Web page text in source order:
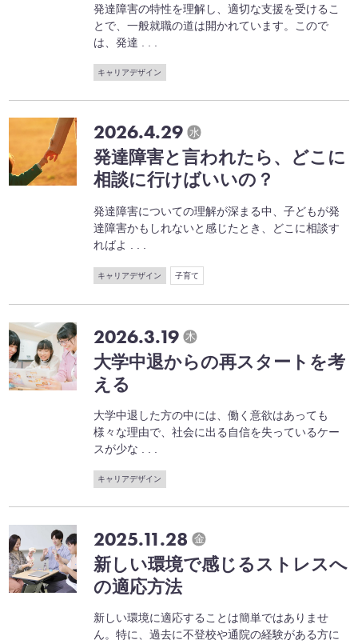
発達障害の特性を理解し、適切な支援を受けるこ
とで、一般就職の道は開かれています。こので
は、発達 . . .
キャリアデザイン
2026.4.29 水
発達障害と言われたら、どこに
相談に行けばいいの？
発達障害についての理解が深まる中、子どもが発
達障害かもしれないと感じたとき、どこに相談す
ればよ . . .
キャリアデザイン 子育て
2026.3.19 木
大学中退からの再スタートを考
える
大学中退した方の中には、働く意欲はあっても
様々な理由で、社会に出る自信を失っているケー
スが少な . . .
キャリアデザイン
2025.11.28 金
新しい環境で感じるストレスへ
の適応方法
新しい環境に適応することは簡単ではありませ
ん。特に、過去に不登校や通院の経験がある方に